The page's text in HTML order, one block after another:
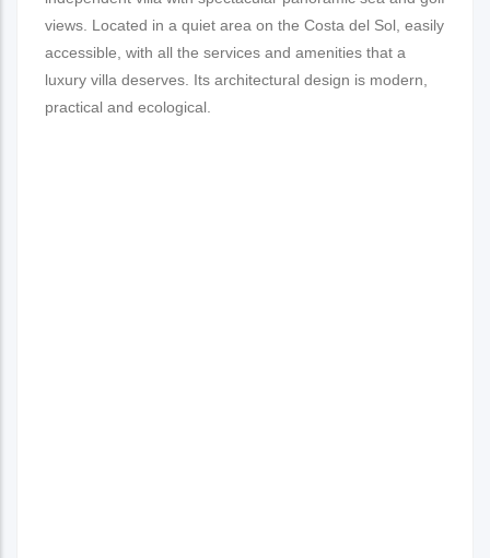
views. Located in a quiet area on the Costa del Sol, easily
accessible, with all the services and amenities that a
luxury villa deserves. Its architectural design is modern,
practical and ecological.